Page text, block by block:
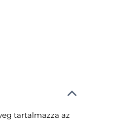
tartalmazza az